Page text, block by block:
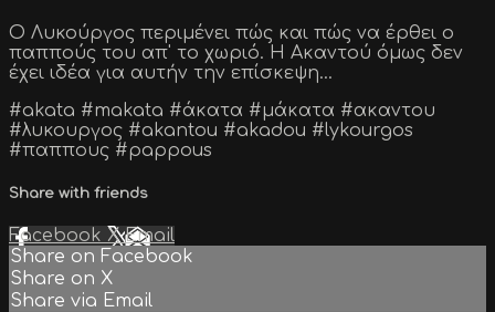
Ο Λυκούργος περιμένει πώς και πώς να έρθει ο
παππούς του απ' το χωριό. Η Ακαντού όμως δεν
έχει ιδέα για αυτήν την επίσκεψη...
#akata #makata #άκατα #μάκατα #ακαντου
#λυκουργος #akantou #akadou #lykourgos
#παππους #pappous
Share with friends
Facebook XEmail
Share on Facebook
Share on X
Share via Email